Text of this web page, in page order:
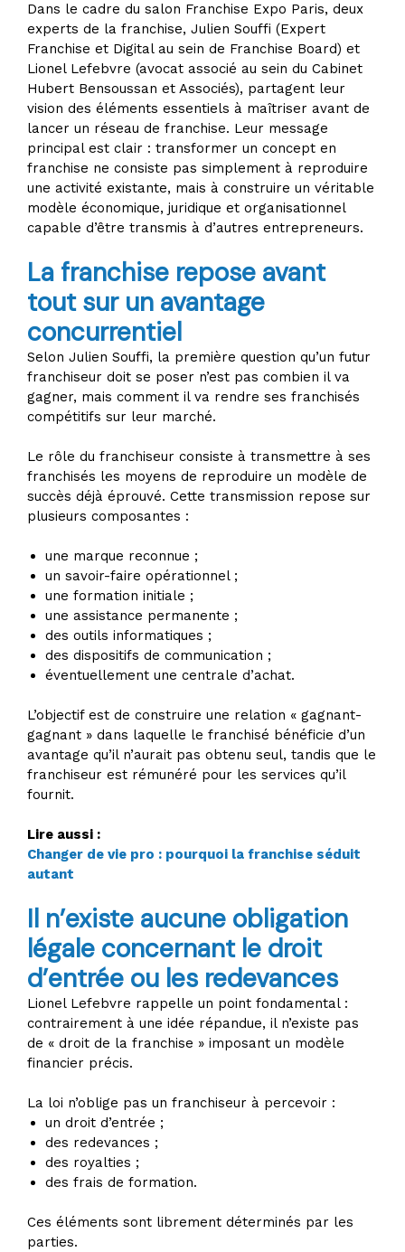
Dans le cadre du salon Franchise Expo Paris, deux
experts de la franchise, Julien Souffi (Expert
Franchise et Digital au sein de Franchise Board) et
Lionel Lefebvre (avocat associé au sein du Cabinet
Hubert Bensoussan et Associés), partagent leur
vision des éléments essentiels à maîtriser avant de
lancer un réseau de franchise. Leur message
principal est clair : transformer un concept en
franchise ne consiste pas simplement à reproduire
une activité existante, mais à construire un véritable
modèle économique, juridique et organisationnel
capable d’être transmis à d’autres entrepreneurs.
La franchise repose avant
tout sur un avantage
concurrentiel
Selon Julien Souffi, la première question qu’un futur
franchiseur doit se poser n’est pas combien il va
gagner, mais comment il va rendre ses franchisés
compétitifs sur leur marché.
Le rôle du franchiseur consiste à transmettre à ses
franchisés les moyens de reproduire un modèle de
succès déjà éprouvé. Cette transmission repose sur
plusieurs composantes :
une marque reconnue ;
un savoir-faire opérationnel ;
une formation initiale ;
une assistance permanente ;
des outils informatiques ;
des dispositifs de communication ;
éventuellement une centrale d’achat.
L’objectif est de construire une relation « gagnant-
gagnant » dans laquelle le franchisé bénéficie d’un
avantage qu’il n’aurait pas obtenu seul, tandis que le
franchiseur est rémunéré pour les services qu’il
fournit.
Lire aussi :
Changer de vie pro : pourquoi la franchise séduit
autant
Il n’existe aucune obligation
légale concernant le droit
d’entrée ou les redevances
Lionel Lefebvre rappelle un point fondamental :
contrairement à une idée répandue, il n’existe pas
de « droit de la franchise » imposant un modèle
financier précis.
La loi n’oblige pas un franchiseur à percevoir :
un droit d’entrée ;
des redevances ;
des royalties ;
des frais de formation.
Ces éléments sont librement déterminés par les
parties.